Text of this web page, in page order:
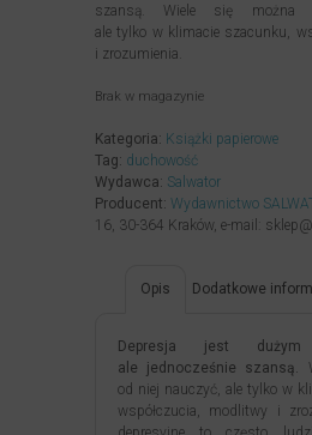
szansą. Wiele się można
ale tylko w klimacie szacunku,
i zrozumienia.
Brak w magazynie
Kategoria: Książki papierowe
Tag: duchowość
Wydawca: Salwator
Producent: Wydawnictwo
16, 30-364 Kraków, e-mail:
Opis Dodatkowe
Depresja jest dużym
ale jednocześnie szansą.
od niej nauczyć, ale tylko w
współczucia, modlitwy i